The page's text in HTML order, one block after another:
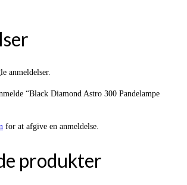
anmeldelser.
“Black Diamond Astro 300 Pandelampe
for at afgive en anmeldelse.
produkter